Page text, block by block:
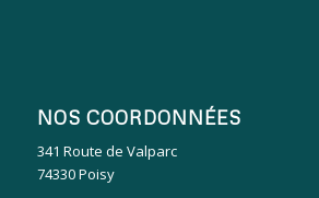
NOS COORDONNÉES
341 Route de Valparc
74330 Poisy